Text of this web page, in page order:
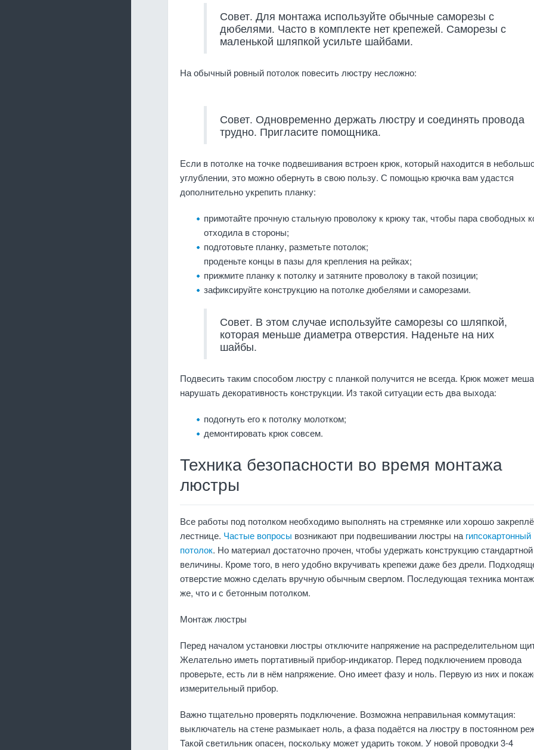
Совет. Для монтажа используйте обычные саморезы с
дюбелями. Часто в комплекте нет крепежей. Саморезы с
маленькой шляпкой усильте шайбами.
На обычный ровный потолок повесить люстру несложно:
Совет. Одновременно держать люстру и соединять провода
трудно. Пригласите помощника.
Если в потолке на точке подвешивания встроен крюк, который находится в
углублении, это можно обернуть в свою пользу. С помощью крючка вам удастся
дополнительно укрепить планку:
примотайте прочную стальную проволоку к крюку так, чтобы пара свободных
отходила в стороны;
подготовьте планку, разметьте потолок;
проденьте концы в пазы для крепления на рейках;
прижмите планку к потолку и затяните проволоку в такой позиции;
зафиксируйте конструкцию на потолке дюбелями и саморезами.
Совет. В этом случае используйте саморезы со шляпкой,
которая меньше диаметра отверстия. Наденьте на них
шайбы.
Подвесить таким способом люстру с планкой получится не всегда. Крюк может
нарушать декоративность конструкции. Из такой ситуации есть два выхода:
подогнуть его к потолку молотком;
демонтировать крюк совсем.
Техника безопасности во время монтажа
люстры
Все работы под потолком необходимо выполнять на стремянке или хорошо
лестнице. Частые вопросы возникают при подвешивании люстры на гипсокартонный
потолок. Но материал достаточно прочен, чтобы удержать конструкцию стандартной
величины. Кроме того, в него удобно вкручивать крепежи даже без дрели.
отверстие можно сделать вручную обычным сверлом. Последующая техника
же, что и с бетонным потолком.
Монтаж люстры
Перед началом установки люстры отключите напряжение на распределительном
Желательно иметь портативный прибор-индикатор. Перед подключением провода
проверьте, есть ли в нём напряжение. Оно имеет фазу и ноль. Первую из них и
измерительный прибор.
Важно тщательно проверять подключение. Возможна неправильная коммутация:
выключатель на стене размыкает ноль, а фаза подаётся на люстру в постоянном
Такой светильник опасен, поскольку может ударить током. У новой проводки 3-4